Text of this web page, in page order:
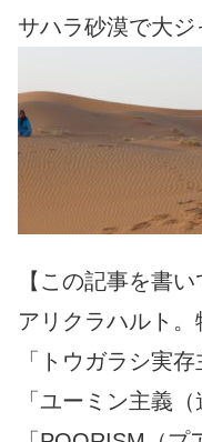
サハラ砂漠で大
【この記事を書い
アリクラハルト。
「トウガラシ実存
「ユーミン主義（